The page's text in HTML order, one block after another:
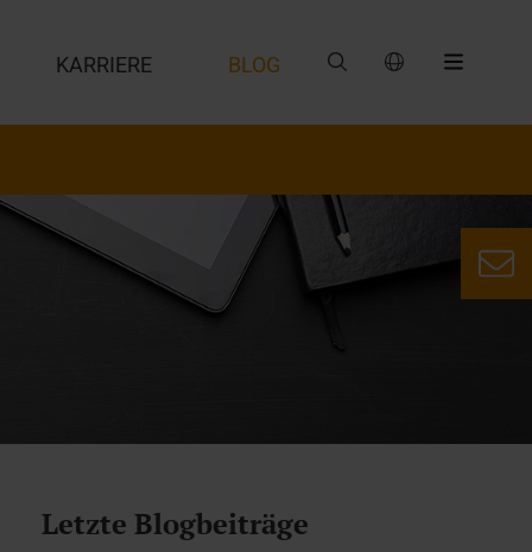
KARRIERE BLOG
Letzte Blogbeiträge